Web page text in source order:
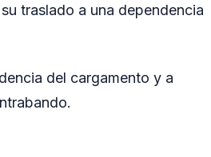
traslado a una dependencia
del cargamento y a